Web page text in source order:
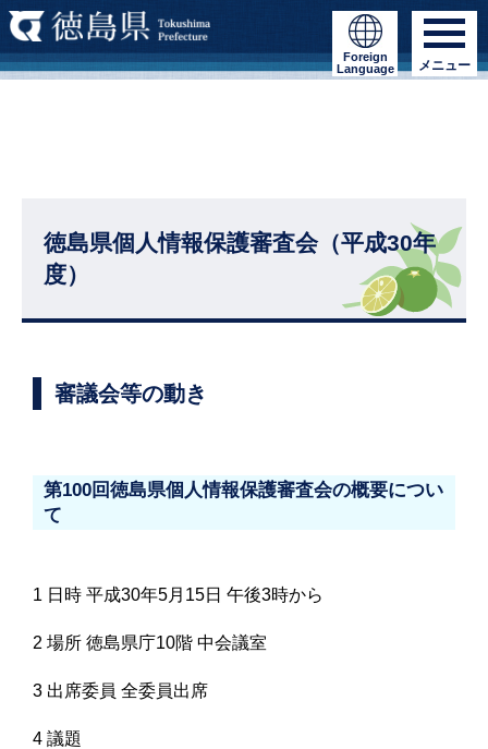
Foreign
Language
メニュー
徳島県個人情報保護審査会（平成30年
度）
審議会等の動き
第100回徳島県個人情報保護審査会の概要につい
て
1 日時 平成30年5月15日 午後3時から
2 場所 徳島県庁10階 中会議室
3 出席委員 全委員出席
4 議題